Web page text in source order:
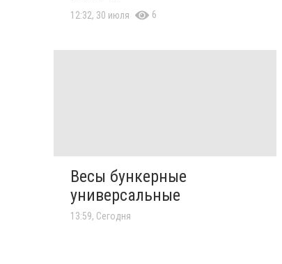
12:32, 30 июля 6
Весы бункерные
универсальные
13:59, Сегодня